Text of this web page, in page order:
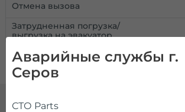
Отмена вызова
Затрудненная погрузка/
выгрузка на эвакуатор
Аварийные службы г.
Серов
СТО Parts